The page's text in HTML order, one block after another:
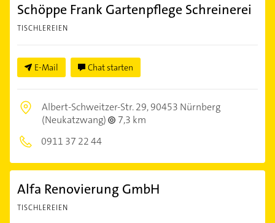
Schöppe Frank Gartenpflege Schreinerei
TISCHLEREIEN
E-Mail Chat starten
Albert-Schweitzer-Str. 29,90453 Nürnberg
(Neukatzwang)
7,3 km
0911 37 22 44
Alfa Renovierung GmbH
TISCHLEREIEN